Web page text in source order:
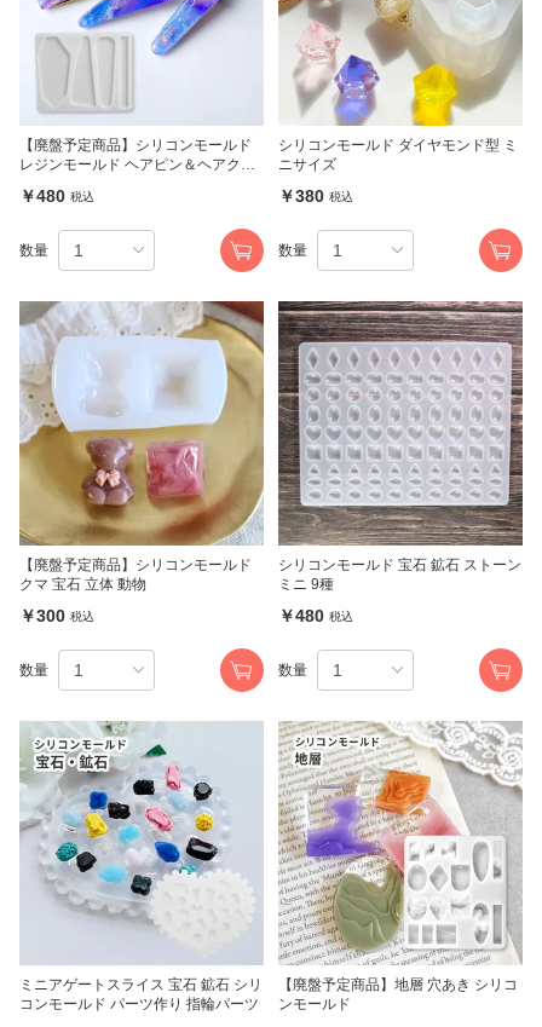
【廃盤予定商品】シリコンモールド
レジンモールド ヘアピン＆ヘアクリ
￥480 税込
数量
シリコンモールド ダイヤモンド型 ミ
ニサイズ
￥380 税込
数量
【廃盤予定商品】シリコンモールド
クマ 宝石 立体 動物
￥300 税込
数量
シリコンモールド 宝石 鉱石 ストーン
ミニ 9種
￥480 税込
数量
ミニアゲートスライス 宝石 鉱石 シリ
コンモールド パーツ作り 指輪パーツ
【廃盤予定商品】地層 穴あき シリコ
ンモールド